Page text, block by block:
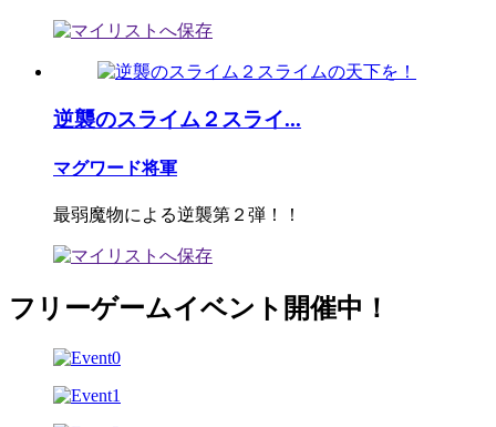
逆襲のスライム２スライ...
マグワード将軍
最弱魔物による逆襲第２弾！！
フリーゲームイベント開催中！